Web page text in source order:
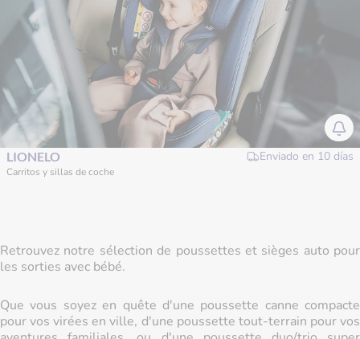
LIONELO Enviado en 10 días
Carritos y sillas de coche
Retrouvez notre sélection de poussettes et sièges auto pour
les sorties avec bébé.
Que vous soyez en quête d'une poussette canne compacte
pour vos virées en ville, d'une poussette tout-terrain pour vos